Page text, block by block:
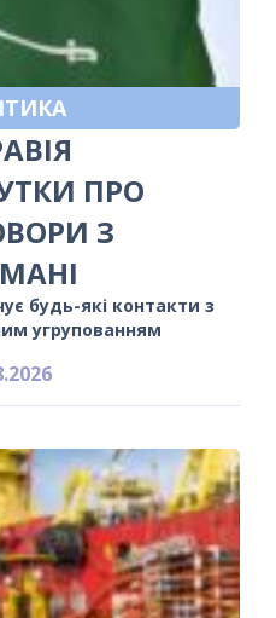
ПРО
З
будь-які контакти з
угрупованням